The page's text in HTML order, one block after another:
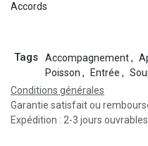
Accords
Tags Accompagnement,
Poisson , Entrée ,
Conditions générales
Garantie satisfait ou
Expédition : 2-3 jours ouvrables